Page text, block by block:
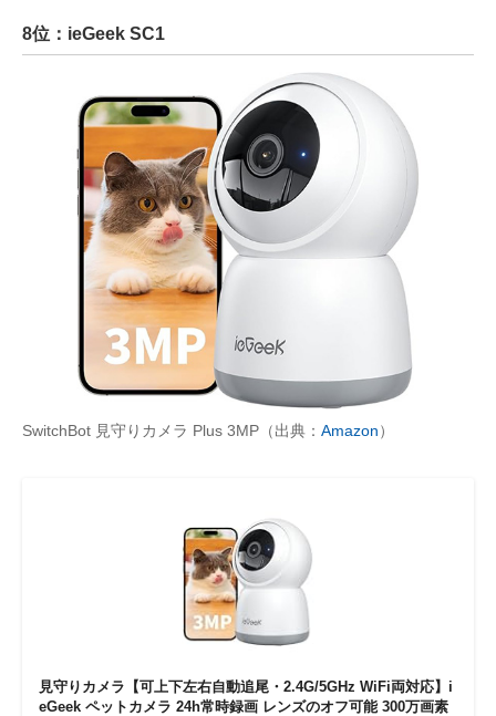
8位：ieGeek SC1
SwitchBot 見守りカメラ Plus 3MP（出典： Amazon）
見守りカメラ【可上下左右自動追尾・2.4G/5GHz WiFi両対応】i
eGeek ペットカメラ 24h常時録画 レンズのオフ可能 300万画素